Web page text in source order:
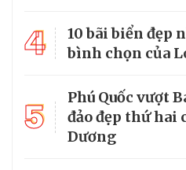
4
10 bãi biển đẹp
bình chọn của
5
Phú Quốc vượt
đảo đẹp thứ hai
Dương